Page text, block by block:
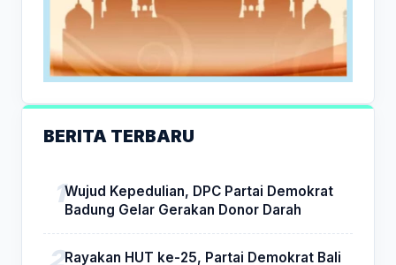
BERITA TERBARU
Wujud Kepedulian, DPC Partai Demokrat
Badung Gelar Gerakan Donor Darah
Rayakan HUT ke-25, Partai Demokrat Bali